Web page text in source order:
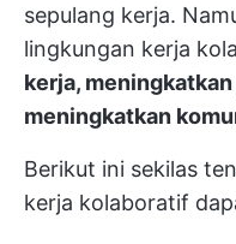
sepulang kerja.
lingkungan kerja
kerja,
meningkatkan
Berikut ini sekilas
kerja kolaboratif